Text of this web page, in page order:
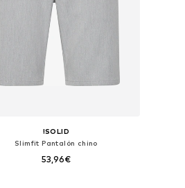
!SOLID
Slimfit Pantalón chino
53,96€